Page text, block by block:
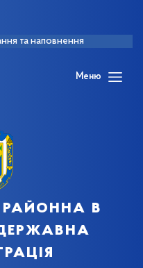
та наповнення
Меню
районна в